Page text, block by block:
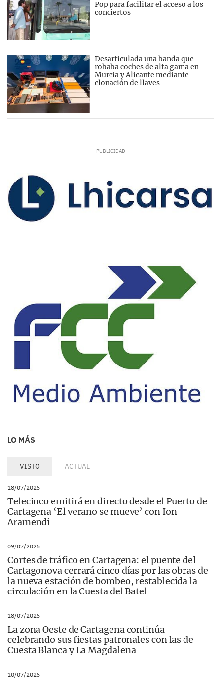
Pop para facilitar el acceso a los
conciertos
Desarticulada una banda que
robaba coches de alta gama en
Murcia y Alicante mediante
clonación de llaves
LO MÁS
VISTO ACTUAL
18/07/2026
Telecinco emitirá en directo desde el Puerto de
Cartagena ‘El verano se mueve’ con Ion
Aramendi
09/07/2026
Cortes de tráfico en Cartagena: el puente del
Cartagonova cerrará cinco días por las obras de
la nueva estación de bombeo, restablecida la
circulación en la Cuesta del Batel
18/07/2026
La zona Oeste de Cartagena continúa
celebrando sus fiestas patronales con las de
Cuesta Blanca y La Magdalena
10/07/2026